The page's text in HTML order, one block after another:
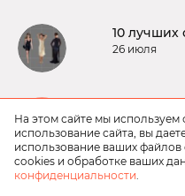
10 лучших
26 июля
имидж
01 июля
Вместо
На этом сайте мы
использование сайта, вы
использование ваших
cookies и обработке ваших
конфиденциальности.